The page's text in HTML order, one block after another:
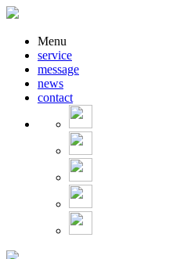
Menu
service
message
news
contact